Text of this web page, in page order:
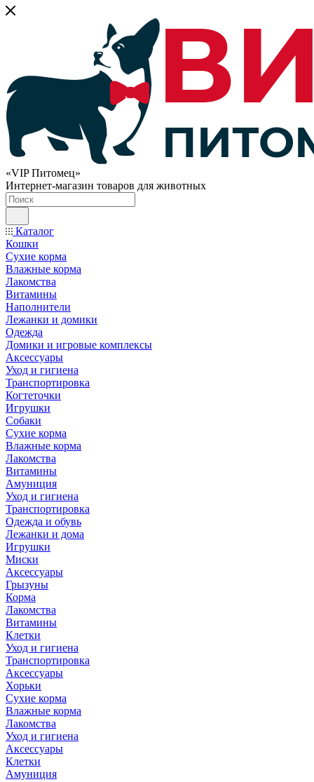
«VIP Питомец»
Интернет-магазин товаров для животных
Каталог
Кошки
Сухие корма
Влажные корма
Лакомства
Витамины
Наполнители
Лежанки и домики
Одежда
Домики и игровые комплексы
Аксессуары
Уход и гигиена
Транспортировка
Когтеточки
Игрушки
Собаки
Сухие корма
Влажные корма
Лакомства
Витамины
Амуниция
Уход и гигиена
Транспортировка
Одежда и обувь
Лежанки и дома
Игрушки
Миски
Аксессуары
Грызуны
Корма
Лакомства
Витамины
Клетки
Уход и гигиена
Транспортировка
Аксессуары
Хорьки
Сухие корма
Влажные корма
Лакомства
Уход и гигиена
Аксессуары
Клетки
Амуниция